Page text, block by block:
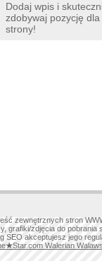
Dodaj wpis i
zdobywaj pozycję dla
strony!
zewnętrznych stron
grafiki/zdjęcia do pobrania
SEO akceptujesz jego
★Star.com Walerian